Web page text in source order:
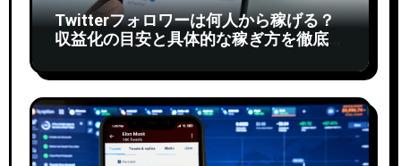
Twitterフォロワーは何人から稼げる？
収益化の目安と具体的な稼ぎ方を徹底解